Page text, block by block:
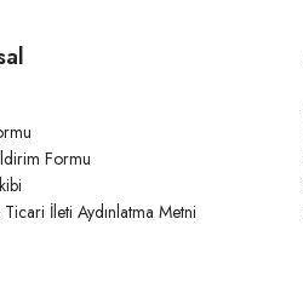
Formu
İleti Aydınlatma Metni